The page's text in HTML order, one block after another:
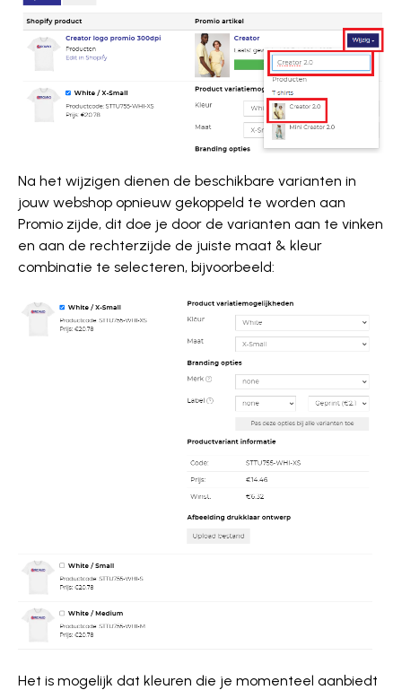
Na het wijzigen dienen de beschikbare varianten in
jouw webshop opnieuw gekoppeld te worden aan
Promio zijde, dit doe je door de varianten aan te vinken
en aan de rechterzijde de juiste maat & kleur
combinatie te selecteren, bijvoorbeeld:
Het is mogelijk dat kleuren die je momenteel aanbiedt